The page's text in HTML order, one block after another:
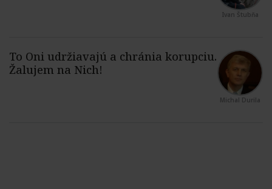
Ivan Štubňa
Michal Durila